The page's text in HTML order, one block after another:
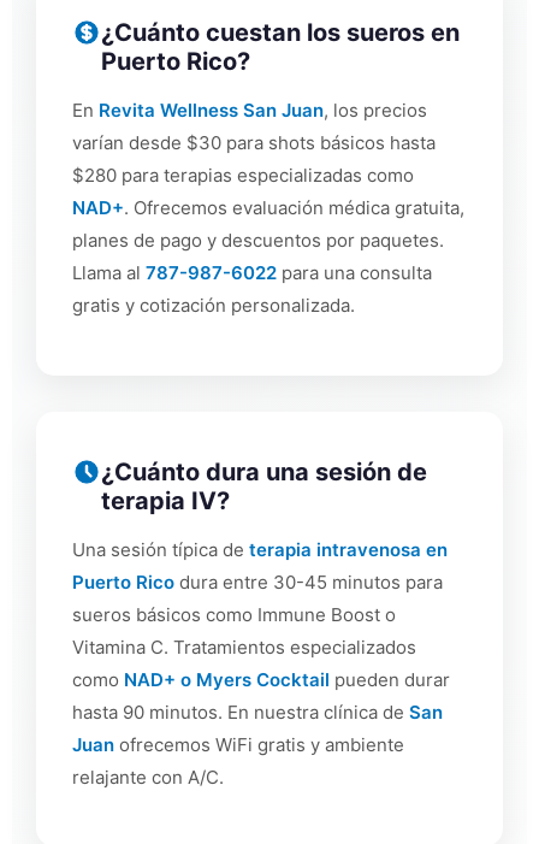
¿Cuánto cuestan los sueros en
Puerto Rico?
En Revita Wellness San Juan, los precios
varían desde $30 para shots básicos hasta
$280 para terapias especializadas como
NAD+. Ofrecemos evaluación médica gratuita,
planes de pago y descuentos por paquetes.
Llama al 787-987-6022 para una consulta
gratis y cotización personalizada.
¿Cuánto dura una sesión de
terapia IV?
Una sesión típica de terapia intravenosa en
Puerto Rico dura entre 30-45 minutos para
sueros básicos como Immune Boost o
Vitamina C. Tratamientos especializados
como NAD+ o Myers Cocktail pueden durar
hasta 90 minutos. En nuestra clínica de San
Juan ofrecemos WiFi gratis y ambiente
relajante con A/C.